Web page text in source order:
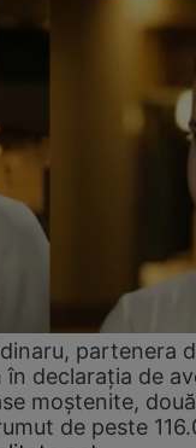
partenera
în declarația de
moștenite, două
de peste